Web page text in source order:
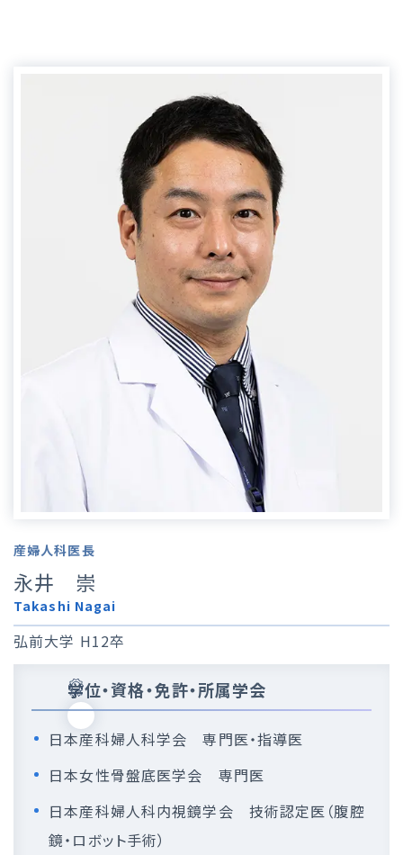
産婦人科医長
永井 崇
Takashi Nagai
弘前大学 H12卒
学位・資格・免許・所属学会
日本産科婦人科学会 専門医・指導医
日本女性骨盤底医学会 専門医
日本産科婦人科内視鏡学会 技術認定医（腹腔
鏡・ロボット手術）